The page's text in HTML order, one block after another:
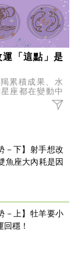
運「這點」是
累積成果、水
座都在變動中
－下】射手想改
魚座大內耗是因
－上】牡羊要小
穩！